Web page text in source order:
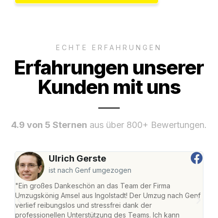
ECHTE ERFAHRUNGEN
Erfahrungen unserer
Kunden mit uns
4.9 von 5 Sternen aus über 800+ Bewertungen.
Ulrich Gerste
ist nach Genf umgezogen
"Ein großes Dankeschön an das Team der Firma
Umzugskönig Amsel aus Ingolstadt! Der Umzug nach Genf
verlief reibungslos und stressfrei dank der
professionellen Unterstützung des Teams. Ich kann